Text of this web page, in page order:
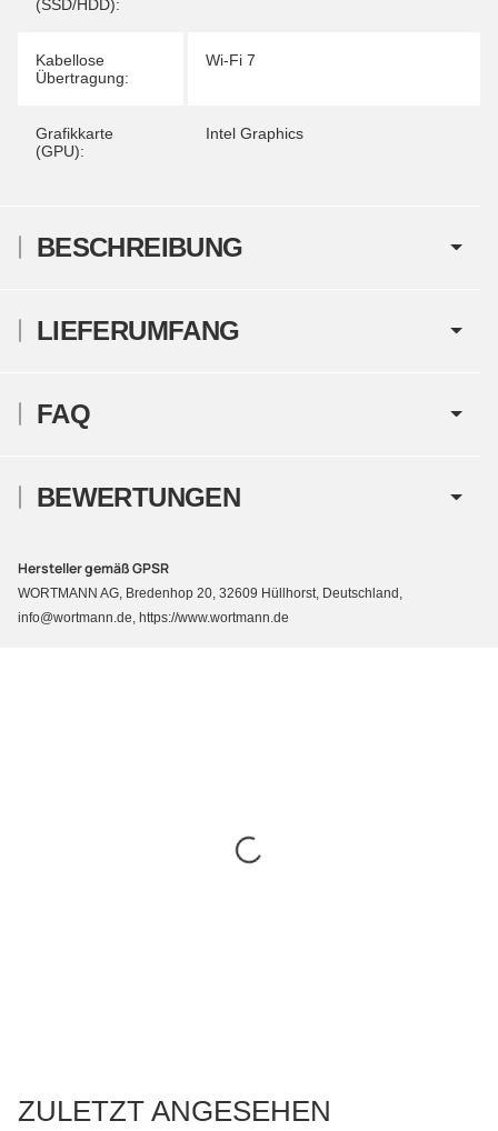
(SSD/HDD):
Kabellose
Übertragung:
Wi-Fi 7
Grafikkarte
(GPU):
Intel Graphics
BESCHREIBUNG
LIEFERUMFANG
FAQ
BEWERTUNGEN
Hersteller gemäß GPSR
WORTMANN AG, Bredenhop 20, 32609 Hüllhorst, Deutschland,
info@wortmann.de, https://www.wortmann.de
ZULETZT ANGESEHEN